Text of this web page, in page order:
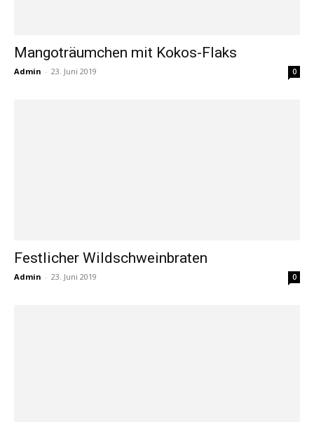
Mangoträumchen mit Kokos-Flaks
Admin - 23. Juni 2019 0
Festlicher Wildschweinbraten
Admin - 23. Juni 2019 0